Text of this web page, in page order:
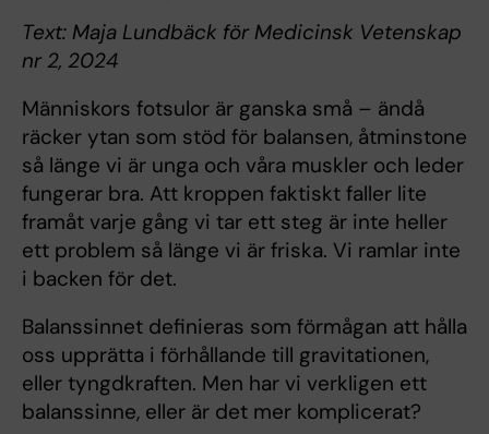
Text: Maja Lundbäck för Medicinsk Vetenskap
nr 2, 2024
Människors fotsulor är ganska små – ändå
räcker ytan som stöd för balansen, åtminstone
så länge vi är unga och våra muskler och leder
fungerar bra. Att kroppen faktiskt faller lite
framåt varje gång vi tar ett steg är inte heller
ett problem så länge vi är friska. Vi ramlar inte
i backen för det.
Balanssinnet definieras som förmågan att hålla
oss upprätta i förhållande till gravitationen,
eller tyngdkraften. Men har vi verkligen ett
balanssinne, eller är det mer komplicerat?